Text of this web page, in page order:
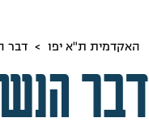
האקדמית ת"א יפו > דבר
דבר